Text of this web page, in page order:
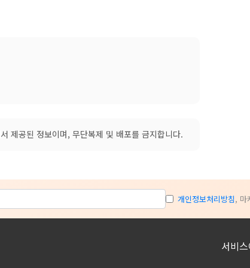
공된 정보이며, 무단복제 및 배포를 금지합니다.
개인정보처리방침, 마
서비